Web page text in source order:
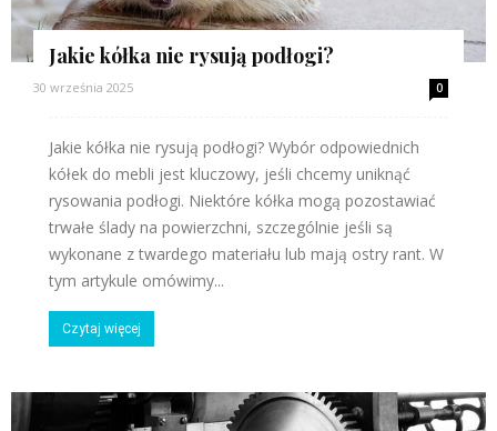
Jakie kółka nie rysują podłogi?
30 września 2025 0
Jakie kółka nie rysują podłogi? Wybór odpowiednich
kółek do mebli jest kluczowy, jeśli chcemy uniknąć
rysowania podłogi. Niektóre kółka mogą pozostawiać
trwałe ślady na powierzchni, szczególnie jeśli są
wykonane z twardego materiału lub mają ostry rant. W
tym artykule omówimy...
Czytaj więcej